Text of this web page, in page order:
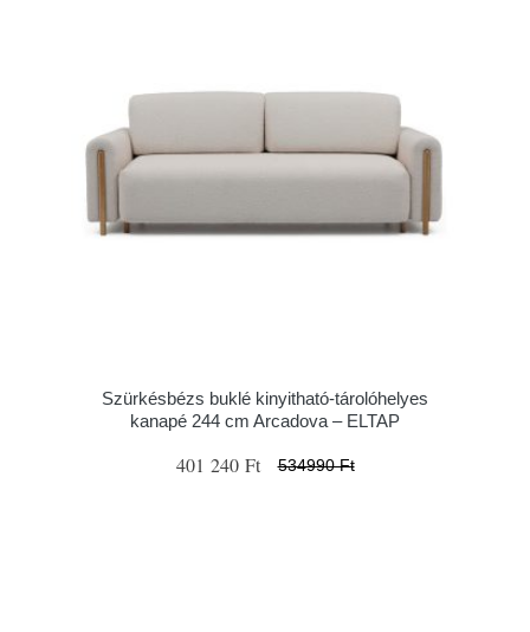
Szürkésbézs buklé kinyitható-tárolóhelyes
kanapé 244 cm Arcadova – ELTAP
401 240 Ft 534990 Ft